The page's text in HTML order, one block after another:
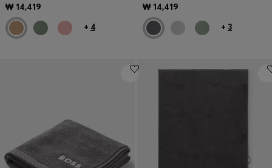
₩ 14,419
+ 4
₩ 14,419
+ 3